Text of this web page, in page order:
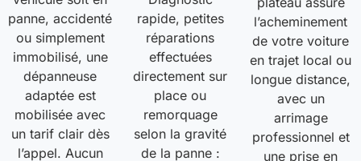
panne, accidenté
ou simplement
immobilisé, une
dépanneuse
adaptée est
mobilisée avec
un tarif clair dès
l’appel. Aucun
rapide, petites
réparations
effectuées
directement sur
place ou
remorquage
selon la gravité
de la panne :
l’acheminement
de votre voiture
en trajet local ou
longue distance,
avec un
arrimage
professionnel et
une prise en